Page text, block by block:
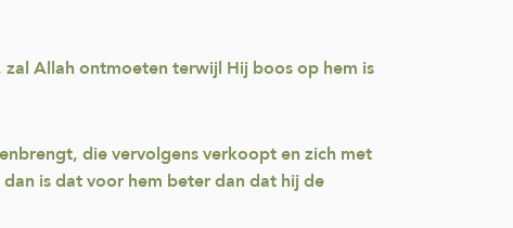
Allah ontmoeten terwijl Hij boos op hem is
die vervolgens verkoopt en zich met
is dat voor hem beter dan dat hij de